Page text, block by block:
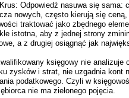
Odpowiedź nasuwa się sama:
nowych, często kierują się
traktować jako zbędnego
istotna, aby z jednej strony
a z drugiej osiągnąć jak
księgowy nie analizuje
zysków i strat, nie uzgadnia kont
podatkowego. Czyli w
nie ma zielonego pojęcia.